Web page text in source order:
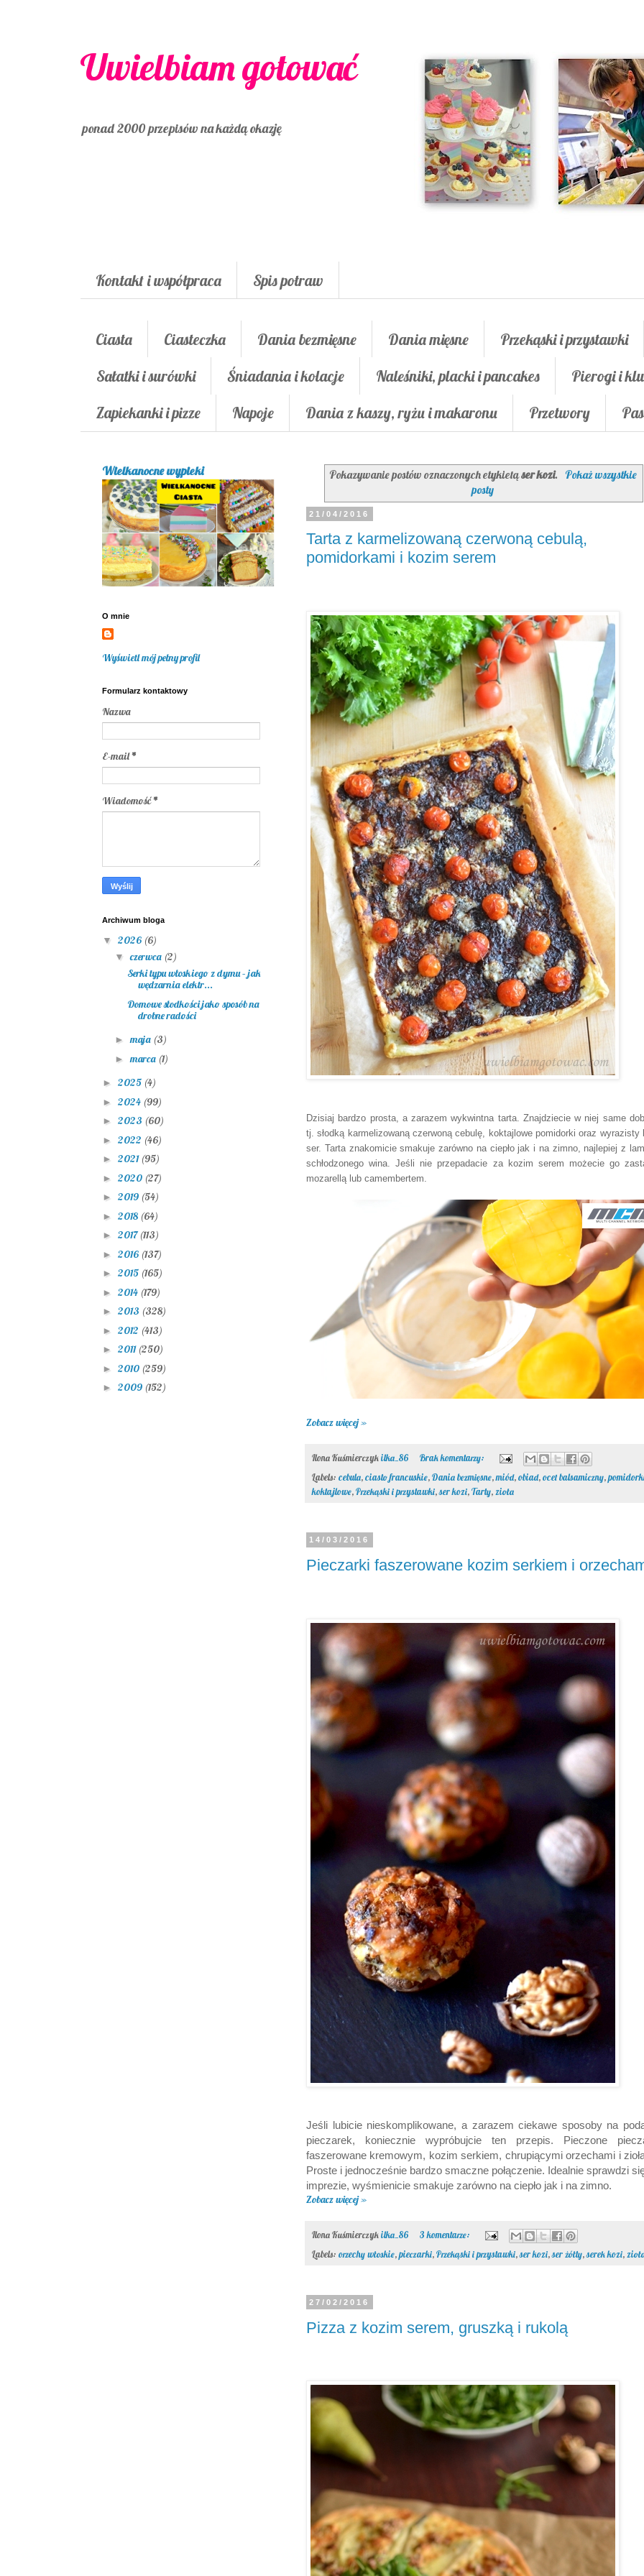
Uwielbiam gotować
ponad 2000 przepisów na każdą okazję
Kontakt i współpraca Spis potraw
Ciasta Ciasteczka Dania bezmięsne Dania mięsne
Przekąski i przystawki
Sałatki i surówki
Śniadania i kolacje Naleśniki, placki i pancakes
Pierogi i
Zapiekanki i pizze
Napoje Dania z kaszy, ryżu i makaronu Przetwory
Pokazywanie postów oznaczonych etykietąser kozi. Pokaż wszystkie
posty
21/04/2016
Tarta z karmelizowaną czerwoną cebulą,
pomidorkami i kozim serem
Dzisiaj bardzo prosta, a zarazem wykwintna tarta. Znajdziecie w niej same
tj. słodką karmelizowaną czerwoną cebulę, koktajlowe pomidorki oraz wyrazisty
ser. Tarta znakomicie smakuje zarówno na ciepło jak i na zimno, najlepiej z
schłodzonego wina. Jeśli nie przepadacie za kozim serem możecie go
mozarellą lub camembertem.
Zobacz więcej »
Ilona Kuśmierczykilka_86
Brak komentarzy:
Labels: cebula,ciasto francuskie,Dania bezmięsne,miód,obiad,ocet balsamiczny,
koktajlowe,Przekąski i przystawki,ser kozi,Tarty,zioła
14/03/2016
Pieczarki faszerowane kozim serkiem i
Jeśli lubicie nieskomplikowane, a zarazem ciekawe sposoby na
pieczarek, koniecznie wypróbujcie ten przepis. Pieczone
faszerowane kremowym, kozim serkiem, chrupiącymi orzechami i
Proste i jednocześnie bardzo smaczne połączenie. Idealnie sprawdzi
imprezie, wyśmienicie smakuje zarówno na ciepło jak i na zimno.
Zobacz więcej »
Ilona Kuśmierczykilka_86
3 komentarze:
Labels: orzechy włoskie,pieczarki,Przekąski i przystawki,ser kozi,ser żółty,serek kozi,
27/02/2016
Pizza z kozim serem, gruszką i rukolą
Wielkanocne wypieki
O mnie
Wyświetl mój pełny profil
Formularz kontaktowy
Nazwa
E-mail*
Wiadomość*
Archiwum bloga
▼ 2026 (6)
▼czerwca (2)
Serki typu włoskiego z dymu – jak
wędzarnia elektr...
Domowe słodkości jako sposób na
drobne radości
►maja (3)
► marca (1)
► 2025 (4)
► 2024 (99)
► 2023 (60)
► 2022 (46)
► 2021 (95)
► 2020 (27)
► 2019 (54)
► 2018 (64)
► 2017(113)
► 2016 (137)
► 2015 (165)
► 2014 (179)
► 2013 (328)
► 2012 (413)
► 2011 (250)
► 2010 (259)
► 2009 (152)